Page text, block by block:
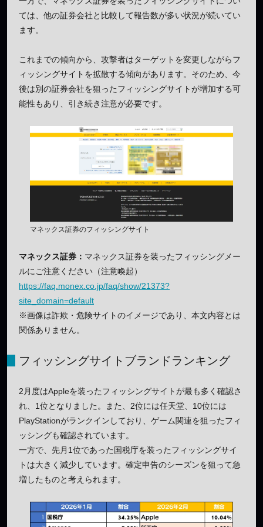
ては、他の証券会社と比較して報告数が多い状況が続いてい
ます。
これまでの傾向から、攻撃者はターゲットを変更しながらフ
ィッシングサイトを拡散する傾向があります。そのため、今
後は別の証券会社を狙ったフィッシングサイトが増加する可
能性もあり、引き続き注意が必要です。
マネックス証券のフィッシングサイト
マネックス証券： マネックス証券を装ったフィッシングメー
ルにご注意ください（注意喚起）
https://faq.monex.co.jp/faq/show/21373?
site_domain=default
※画像は詐欺・危険サイトのイメージであり、本文内容とは
関係ありません。
フィッシングサイトブランドランキング
2月度はAppleを装ったフィッシングサイトが最も多く確認さ
れ、1位となりました。また、2位には任天堂、10位には
PlayStationがランクインしており、ゲーム関連を狙ったフィ
ッシングも確認されています。
一方で、先月1位であった国税庁を装ったフィッシングサイ
トは大きく減少しています。確定申告のシーズンを狙って急
増したものと考えられます。